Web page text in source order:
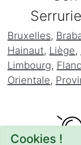
Cookies !
Bruxelles,
Hainaut, Liège,
Limbourg,
Orientale,